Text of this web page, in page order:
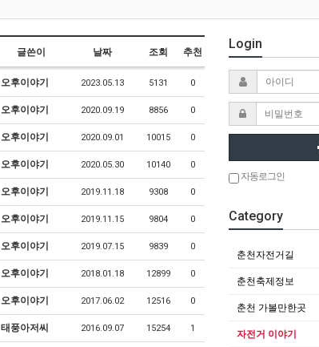
글쓴이 날짜 조회 추천
오후이야기 2023.05.13 5131 0
오후이야기 2020.09.19 8856 0
오후이야기 2020.09.01 10015 0
오후이야기 2020.05.30 10140 0
오후이야기 2019.11.18 9308 0
오후이야기 2019.11.15 9804 0
오후이야기 2019.07.15 9839 0
오후이야기 2018.01.18 12899 0
오후이야기 2017.06.02 12516 0
태풍아저씨 2016.09.07 15254 1
Login
자동로그인
Category
춘천자전거길
춘천축제정보
춘천 가볼만한곳
자전거 이야기